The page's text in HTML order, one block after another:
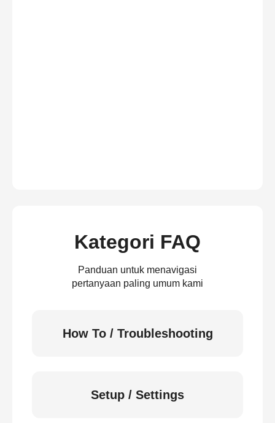
Kategori FAQ
Panduan untuk menavigasi
pertanyaan paling umum kami
How To / Troubleshooting
Setup / Settings